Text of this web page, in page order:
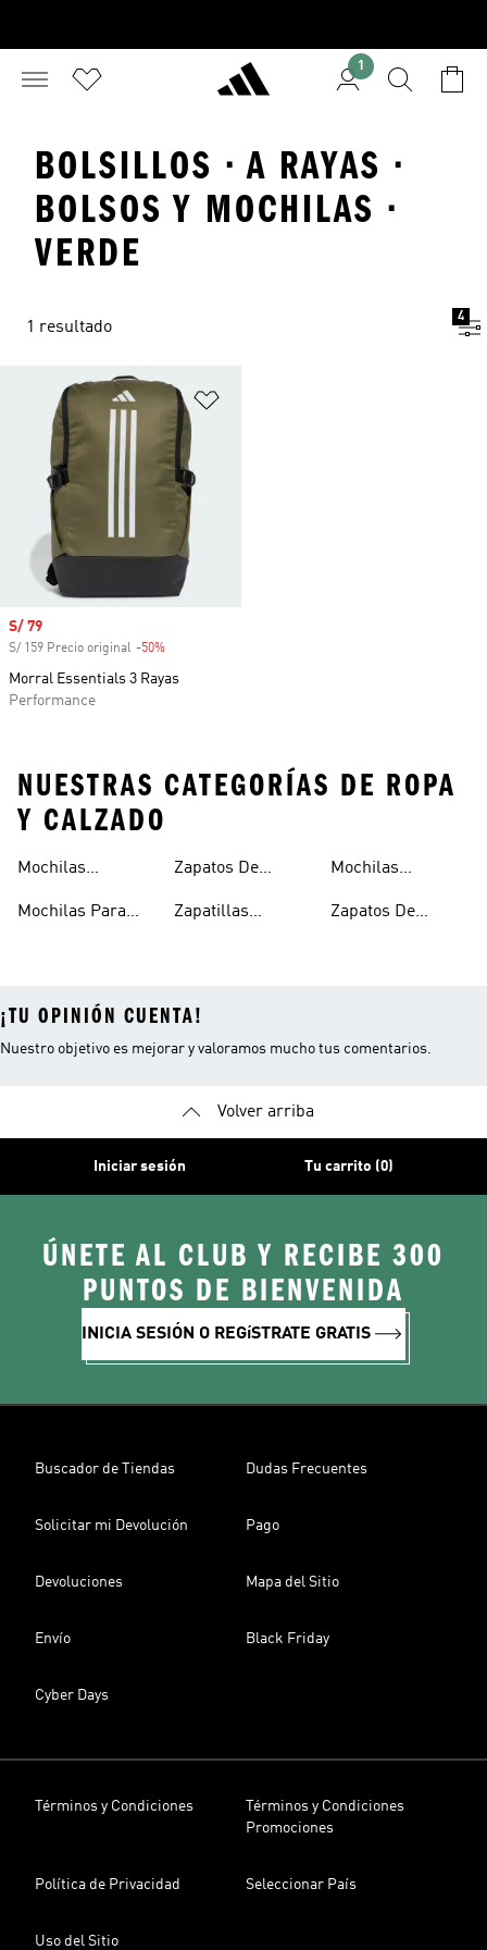
1
BOLSILLOS · A RAYAS ·
BOLSOS Y MOCHILAS ·
VERDE
1 resultado
4
Precio de venta
S/ 79
S/ 159 Precio original -50%
Morral Essentials 3 Rayas
Performance
NUESTRAS CATEGORÍAS DE ROPA
Y CALZADO
Mochilas
Mochilas Para
Zapatos De
Zapatillas
Mochilas
Zapatos De
¡TU OPINIÓN CUENTA!
Nuestro objetivo es mejorar y valoramos mucho tus comentarios.
Volver arriba
Iniciar sesión Tu carrito (0)
ÚNETE AL CLUB Y RECIBE 300
PUNTOS DE BIENVENIDA
INICIA SESIÓN O REGíSTRATE GRATIS
Buscador de Tiendas Dudas Frecuentes
Solicitar mi Devolución Pago
Devoluciones Mapa del Sitio
Envío Black Friday
Cyber Days
Términos y Condiciones
Términos y Condiciones
Promociones
Política de Privacidad Seleccionar País
Uso del Sitio